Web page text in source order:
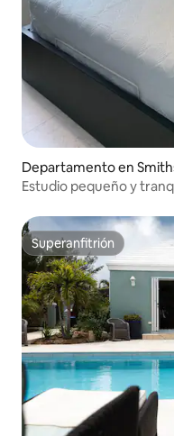
Departamento en
Estudio pequeño y
Superanfitrión
Superanfitrión